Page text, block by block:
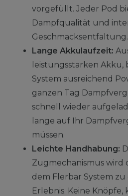
vorgefüllt. Jeder Pod
Dampfqualität und
Geschmacksentfaltung.
Lange Akkulaufzeit:
leistungsstarken Akku,
System ausreichend
ganzen Tag
schnell wieder
lange auf Ihr
müssen.
Leichte Handhabung:
Zugmechanismus wird
dem Flerbar System
Erlebnis. Keine